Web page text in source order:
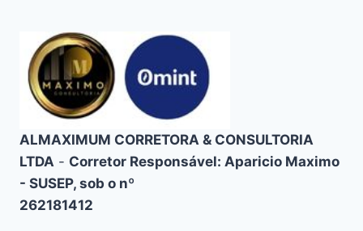
ALMAXIMUM CORRETORA & CONSULTORIA
LTDA - Corretor Responsável: Aparicio Maximo
- SUSEP, sob o nº
262181412